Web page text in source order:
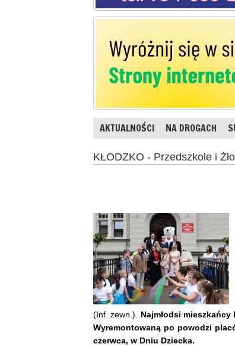
AKTUALNOŚCI NA DROGACH
KŁODZKO - Przedszkole i
(Inf. zewn.). Najmłodsi
Wyremontowaną po powodzi
czerwca, w Dniu Dziecka.